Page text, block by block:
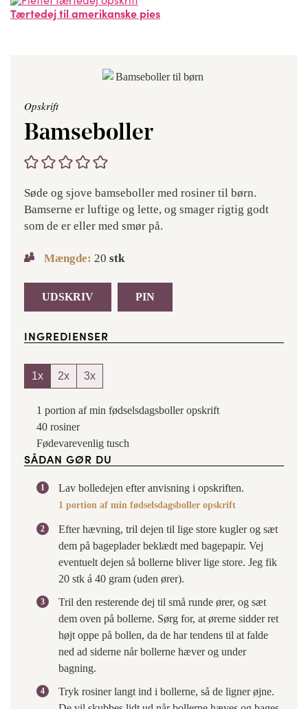
Tærtedej til amerikanske pies
Opskrift
Bamseboller
Søde og sjove bamseboller med rosiner til børn.
Bamserne er luftige og lette, og smager rigtig godt
som de er eller med smør på.
Mængde: 20 stk
UDSKRIV PIN
INGREDIENSER
1x 2x 3x
1 portion af min fødselsdagsboller opskrift
40 rosiner
Fødevarevenlig tusch
SÅDAN GØR DU
Lav bolledejen efter anvisning i opskriften.
1 portion af min fødselsdagsboller opskrift
Efter hævning, tril dejen til lige store kugler og sæt
dem på bageplader beklædt med bagepapir. Vej
eventuelt dejen så bollerne bliver lige store. Jeg fik
20 stk á 40 gram (uden ører).
Tril den resterende dej til små runde ører, og sæt
dem oven på bollerne. Sørg for, at ørerne sidder ret
højt oppe på bollen, da de har tendens til at falde
ned ad siderne når bollerne hæver og under
bagning.
Tryk rosiner langt ind i bollerne, så de ligner øjne.